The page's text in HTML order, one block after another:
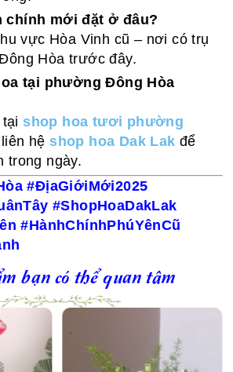
chính mới đặt ở đâu?
vực Hòa Vinh cũ – nơi có trụ
Hòa trước đây.
tại phường Đông Hòa
shop hoa tươi phường
hệ shop hoa Dak Lak để
trong ngày.
#ĐịaGiớiMới2025
#ShopHoaDakLak
#HànhChínhPhúYênCũ
bạn có thể quan tâm